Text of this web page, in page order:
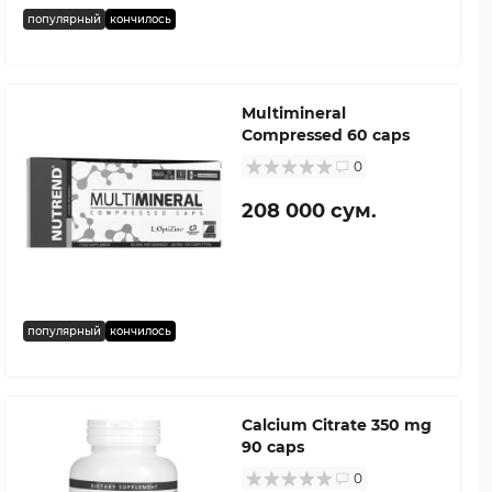
популярный кончилось
популярный кончилось
Multimineral
Compressed 60 caps
0
208 000 сум.
Calcium Citrate 350 mg
90 caps
0